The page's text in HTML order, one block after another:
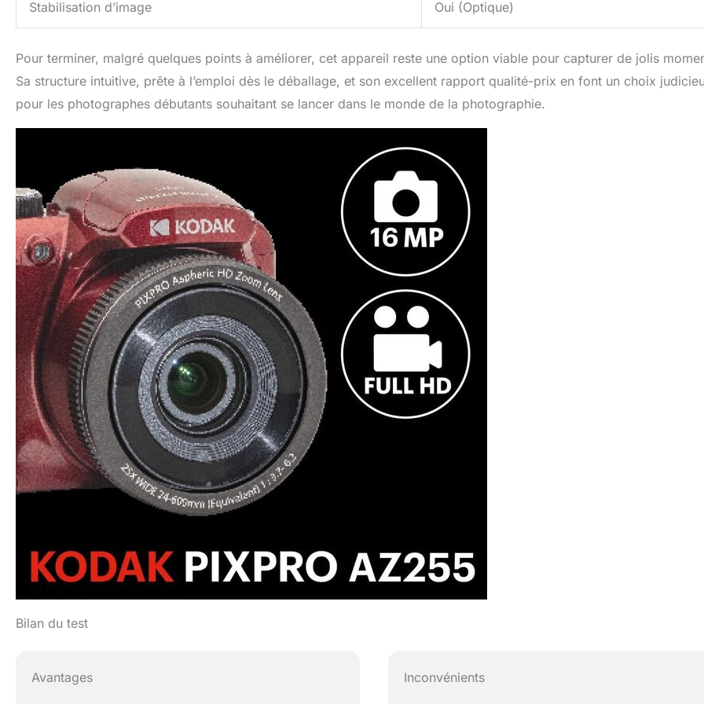
Stabilisation d’image Oui (Optique)
Pour terminer, malgré quelques points à améliorer, cet appareil reste une option viable pour capturer de jolis
Sa structure intuitive, prête à l’emploi dès le déballage, et son excellent rapport qualité-prix en font un choix
pour les photographes débutants souhaitant se lancer dans le monde de la photographie.
Bilan du test
Avantages Inconvénients